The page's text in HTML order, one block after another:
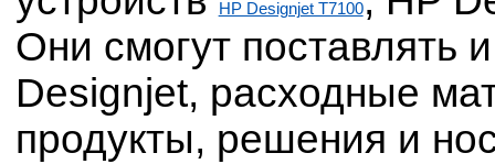
HP Designjet T7100
Они смогут поставлять
Designjet, расходные
продукты, решения и